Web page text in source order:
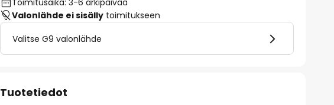
Toimitusaika: 3-6 arkipäivää
Valonlähde ei sisälly toimitukseen
Valitse G9 valonlähde
Tuotetiedot